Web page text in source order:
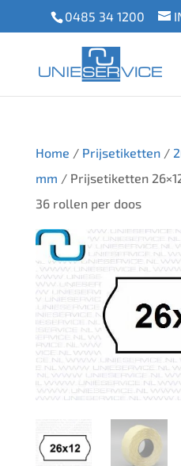
0485 34 1200
Home / Prijsetiketten/
mm / Prijsetiketten
36 rollen per doos